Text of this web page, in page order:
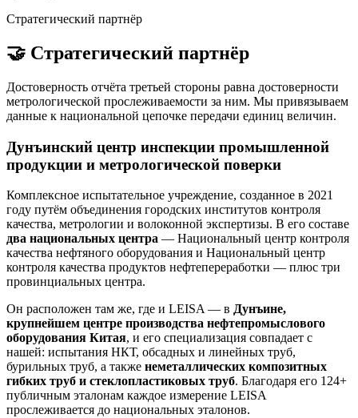
Стратегический партнёр
🤝 Стратегический партнёр
Достоверность отчёта третьей стороны равна достоверности
метрологической прослеживаемости за ним. Мы привязываем
данные к национальной цепочке передачи единиц величин.
Дунъинский центр инспекции промышленной
продукции и метрологической поверки
Комплексное испытательное учреждение, созданное в 2021
году путём объединения городских институтов контроля
качества, метрологии и волоконной экспертизы. В его составе
два национальных центра — Национальный центр контроля
качества нефтяного оборудования и Национальный центр
контроля качества продуктов нефтепереработки — плюс три
провинциальных центра.
Он расположен там же, где и LEISA — в Дунъине,
крупнейшем центре производства нефтепромыслового
оборудования Китая, и его специализация совпадает с
нашей: испытания НКТ, обсадных и линейных труб,
бурильных труб, а также неметаллических композитных
гибких труб и стеклопластиковых труб. Благодаря его 124+
публичным эталонам каждое измерение LEISA
прослеживается до национальных эталонов.